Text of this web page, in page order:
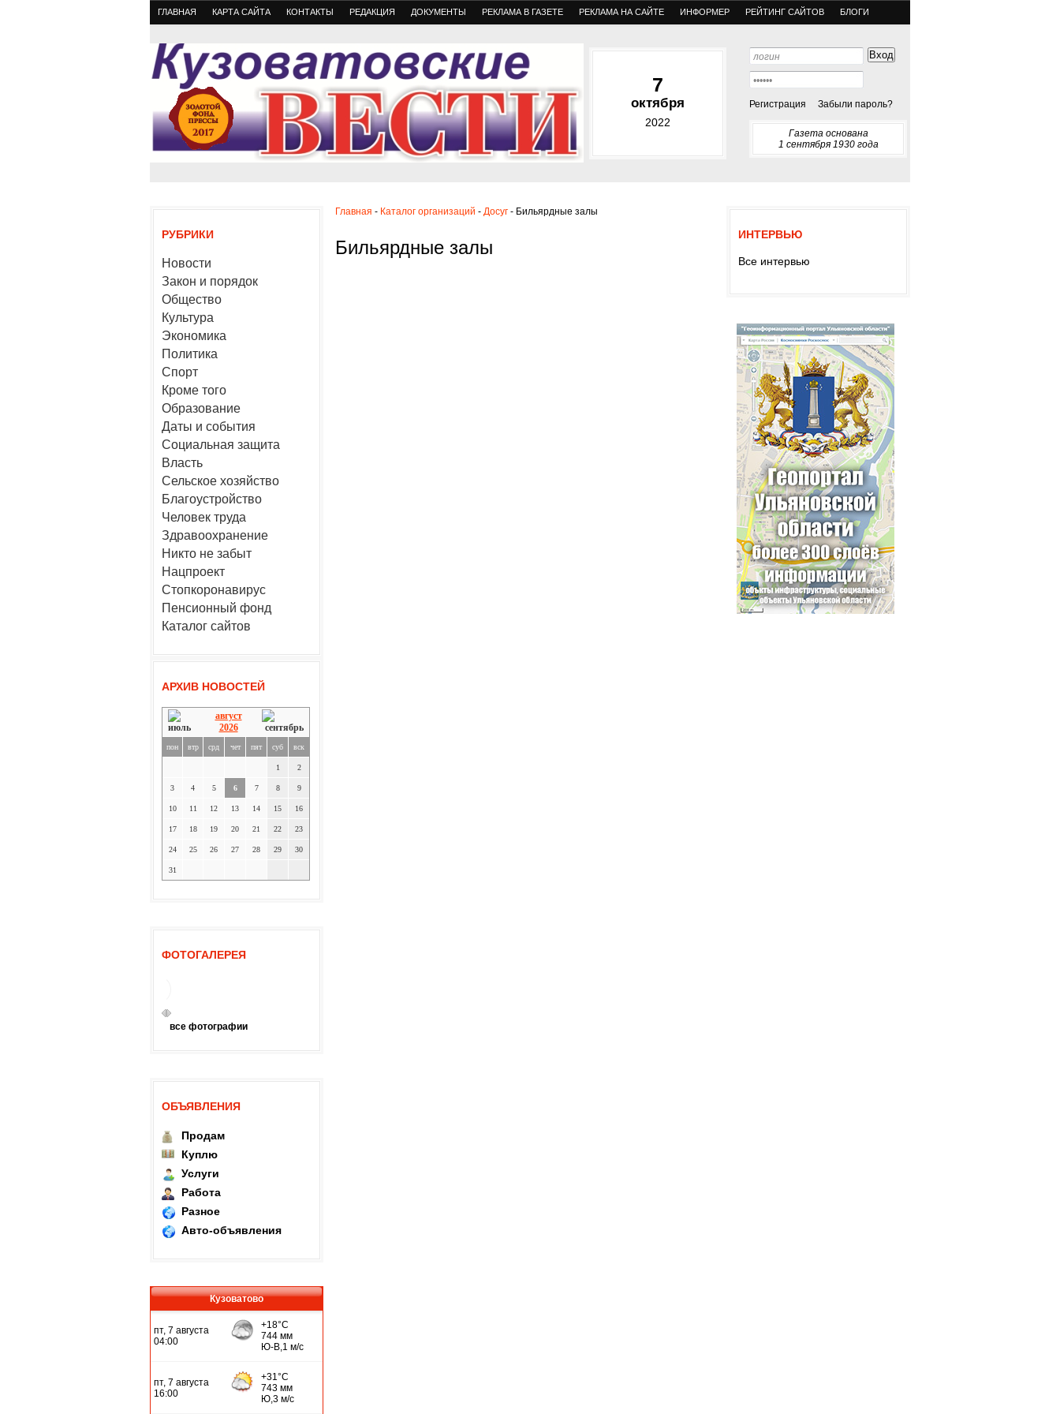
ГЛАВНАЯ КАРТА САЙТА КОНТАКТЫ РЕДАКЦИЯ ДОКУМЕНТЫ РЕКЛАМА В ГАЗЕТЕ РЕКЛАМА НА САЙТЕ ИНФОРМЕР РЕЙТИНГ САЙТОВ БЛОГИ
7
октября
2022
Регистрация Забыли пароль?
Газета основана
1 сентября 1930 года
РУБРИКИ
Новости
Закон и порядок
Общество
Культура
Экономика
Политика
Спорт
Кроме того
Образование
Даты и события
Социальная защита
Власть
Сельское хозяйство
Благоустройство
Человек труда
Здравоохранение
Никто не забыт
Нацпроект
Стопкоронавирус
Пенсионный фонд
Каталог сайтов
АРХИВ НОВОСТЕЙ
август
2026
пон втр срд чет пят суб вск
1 2
3 4 5 6 7 8 9
10 11 12 13 14 15 16
17 18 19 20 21 22 23
24 25 26 27 28 29 30
31
ФОТОГАЛЕРЕЯ
все фотографии
ОБЪЯВЛЕНИЯ
Продам
Куплю
Услуги
Работа
Разное
Авто-объявления
Кузоватово
Главная - Каталог организаций - Досуг - Бильярдные залы
Бильярдные залы
ИНТЕРВЬЮ
Все интервью